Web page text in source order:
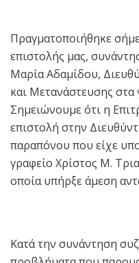
Πραγματοποιήθηκε
επιστολής μας,
Μαρία Αδαμίδου,
και Μετανάστευσης
Σημειώνουμε ότι η
επιστολή στην
παραπόνου που είχε
γραφείο Χρίστος Μ.
οποία υπήρξε άμεση
Κατά την συνάντηση